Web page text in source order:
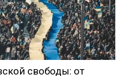
свободы: от